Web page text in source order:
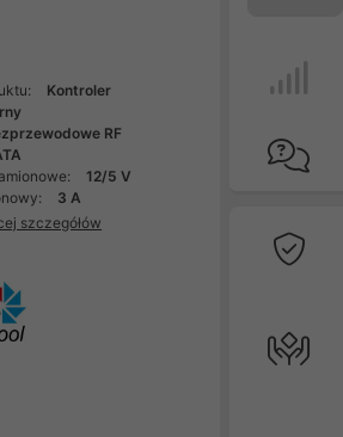
Kontroler
RF
12/5 V
3 A
szczegółów